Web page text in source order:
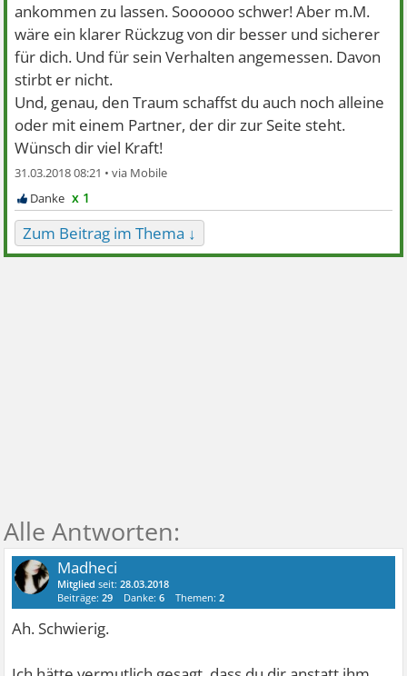
ankommen zu lassen. Soooooo schwer! Aber m.M.
wäre ein klarer Rückzug von dir besser und sicherer
für dich. Und für sein Verhalten angemessen. Davon
stirbt er nicht.
Und, genau, den Traum schaffst du auch noch alleine
oder mit einem Partner, der dir zur Seite steht.
Wünsch dir viel Kraft!
31.03.2018 08:21 •
x 1
Zum Beitrag im Thema ↓
Madheci
Mitglied seit:28.03.2018
Beiträge:29 Danke:6 Themen:2
Ah. Schwierig.